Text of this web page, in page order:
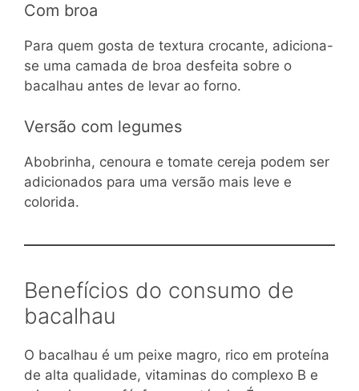
Com broa
Para quem gosta de textura crocante, adiciona-
se uma camada de broa desfeita sobre o
bacalhau antes de levar ao forno.
Versão com legumes
Abobrinha, cenoura e tomate cereja podem ser
adicionados para uma versão mais leve e
colorida.
Benefícios do consumo de
bacalhau
O bacalhau é um peixe magro, rico em proteína
de alta qualidade, vitaminas do complexo B e